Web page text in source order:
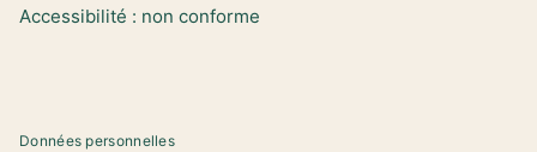
Accessibilité : non conforme
Données personnelles